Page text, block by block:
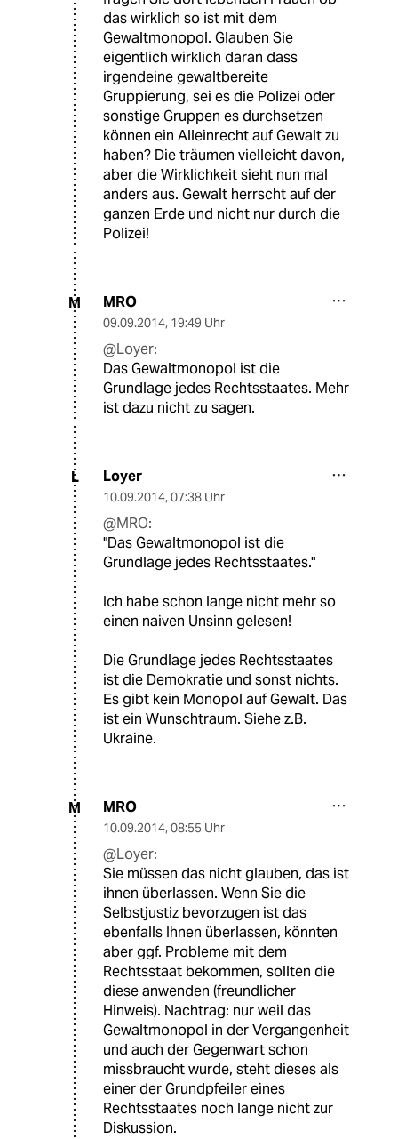
das wirklich so ist mit dem
Gewaltmonopol. Glauben Sie
eigentlich wirklich daran dass
irgendeine gewaltbereite
Gruppierung, sei es die Polizei oder
sonstige Gruppen es durchsetzen
können ein Alleinrecht auf Gewalt zu
haben? Die träumen vielleicht davon,
aber die Wirklichkeit sieht nun mal
anders aus. Gewalt herrscht auf der
ganzen Erde und nicht nur durch die
Polizei!
M MRO
09.09.2014, 19:49 Uhr
@Loyer:
Das Gewaltmonopol ist die
Grundlage jedes Rechtsstaates. Mehr
ist dazu nicht zu sagen.
L Loyer
10.09.2014, 07:38 Uhr
@MRO:
"Das Gewaltmonopol ist die
Grundlage jedes Rechtsstaates."
Ich habe schon lange nicht mehr so
einen naiven Unsinn gelesen!
Die Grundlage jedes Rechtsstaates
ist die Demokratie und sonst nichts.
Es gibt kein Monopol auf Gewalt. Das
ist ein Wunschtraum. Siehe z.B.
Ukraine.
M MRO
10.09.2014, 08:55 Uhr
@Loyer:
Sie müssen das nicht glauben, das ist
ihnen überlassen. Wenn Sie die
Selbstjustiz bevorzugen ist das
ebenfalls Ihnen überlassen, könnten
aber ggf. Probleme mit dem
Rechtsstaat bekommen, sollten die
diese anwenden (freundlicher
Hinweis). Nachtrag: nur weil das
Gewaltmonopol in der Vergangenheit
und auch der Gegenwart schon
missbraucht wurde, steht dieses als
einer der Grundpfeiler eines
Rechtsstaates noch lange nicht zur
Diskussion.